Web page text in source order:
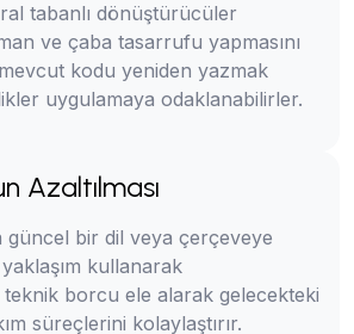
tabanlı dönüştürücüler
ve çaba tasarrufu yapmasını
kodu yeniden yazmak
uygulamaya odaklanabilirler.
Azaltılması
güncel bir dil veya çerçeveye
kullanarak
borcu ele alarak gelecekteki
süreçlerini kolaylaştırır.